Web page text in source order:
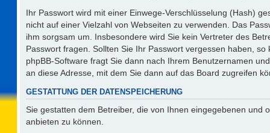
Ihr Passwort wird mit einer Einwege-Verschlüsselung (Hash)
nicht auf einer Vielzahl von Webseiten zu verwenden. Das
ihm sorgsam um. Insbesondere wird Sie kein Vertreter des
Passwort fragen. Sollten Sie Ihr Passwort vergessen haben,
phpBB-Software fragt Sie dann nach Ihrem Benutzernamen
an diese Adresse, mit dem Sie dann auf das Board zugreifen
GESTATTUNG DER DATENSPEICHERUNG
Sie gestatten dem Betreiber, die von Ihnen eingegebenen
anbieten zu können.